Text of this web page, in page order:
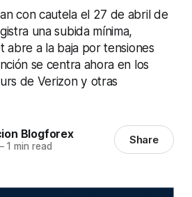
con cautela el 27 de abril de
una subida mínima,
abre a la baja por tensiones
se centra ahora en los
de Verizon y otras
Blogforex
1 min read Share